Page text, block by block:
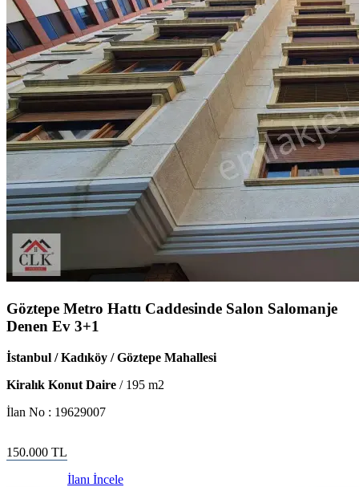
Göztepe Metro Hattı Caddesinde Salon Salomanje
Denen Ev 3+1
İstanbul / Kadıköy / Göztepe Mahallesi
Kiralık Konut Daire / 195 m2
İlan No : 19629007
150.000 TL
İlanı İncele